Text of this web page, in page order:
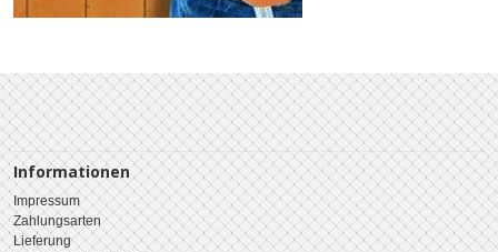
Informationen
Impressum
Zahlungsarten
Lieferung